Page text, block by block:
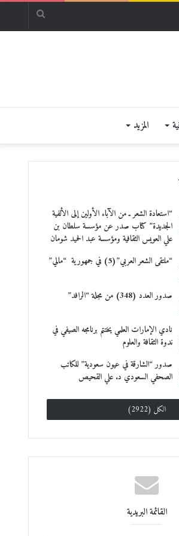
المزيد
“استعادة الشعر ـ من الآباء الأولين إلى الألفية
الجديدة” كتاب صدر عن مؤسسة سلطان بن
علي العويس الثقافية ومؤسسة عبد الحميد شومان
“ملتقى الشعر العربي”(5) في جمهورية “مالي”
صدور العدد (348) من مجلة “الرافد”
نادي الإمارات العلمي يختتم برنامجه الصيفي في
ندوة الثقافة والعلوم
صدور “الشارقة في عيون سعودية” للكاتب
الصحفي السعودي د. علي القحيص
الكل (2922)
القائمة البريدية